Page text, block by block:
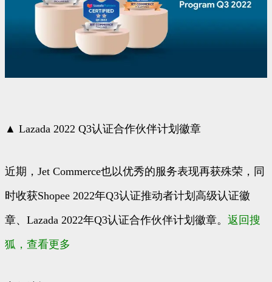
▲ Lazada 2022 Q3认证合作伙伴计划徽章
近期，Jet Commerce也以优秀的服务表现再获殊荣，同
时收获Shopee 2022年Q3认证推动者计划高级认证徽
章、Lazada 2022年Q3认证合作伙伴计划徽章。 返回搜
狐，查看更多